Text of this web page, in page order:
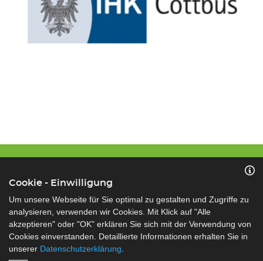
Copyright © 2026 IHK Cottbus
KONTAKT NEWSLETTER
TEILNAHMEBEDINGUNGEN
Cookie - Einwilligung
Um unsere Webseite für Sie optimal zu gestalten und Zugriffe zu
analysieren, verwenden wir Cookies. Mit Klick auf "Alle
akzeptieren" oder "OK" erklären Sie sich mit der Verwendung von
Cookies einverstanden. Detaillierte Informationen erhalten Sie in
unserer Datenschutzerklärung